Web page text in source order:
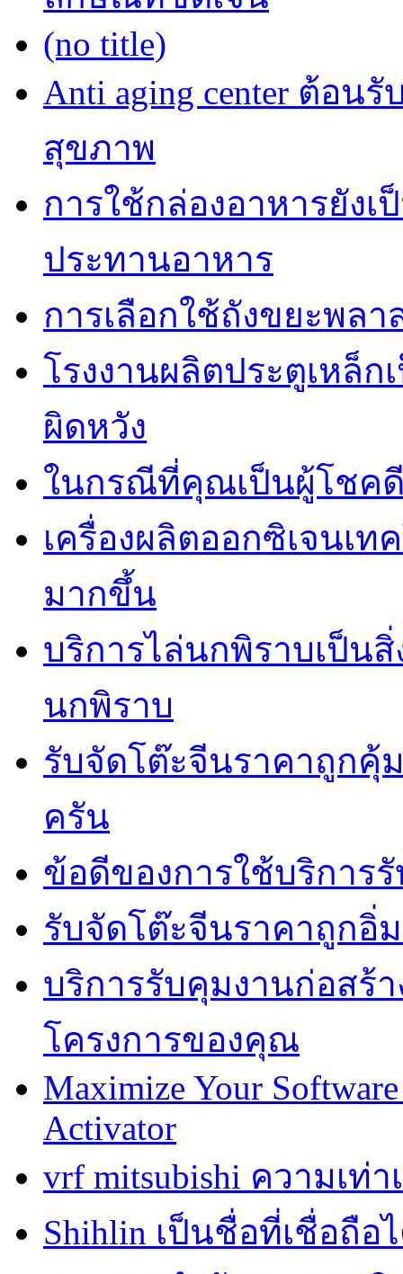
(no title)
Anti aging center ต้อ
สุขภาพ
การใช้กล่องอาหารยังเ
ประทานอาหาร
การเลือกใช้ถังขยะพล
โรงงานผลิตประตูเหล็
ผิดหวัง
ในกรณีที่คุณเป็นผู้โชคดี
เครื่องผลิตออกซิเจนเ
มากขึ้น
บริการไล่นกพิราบเป็น
นกพิราบ
รับจัดโต๊ะจีนราคาถูกคุ้
ครัน
ข้อดีของการใช้บริการ
รับจัดโต๊ะจีนราคาถูกอิ่
บริการรับคุมงานก่อสร้
โครงการของคุณ
Maximize Your
Activator
vrf mitsubishi ความเท่
Shihlin เป็นชื่อที่เชื่อถือ